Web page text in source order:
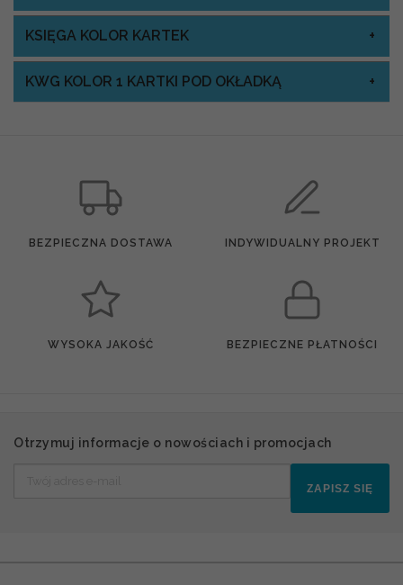
KSIĘGA KOLOR KARTEK
KWG KOLOR 1 KARTKI POD OKŁADKĄ
BEZPIECZNA DOSTAWA INDYWIDUALNY PROJEKT
WYSOKA JAKOŚĆ BEZPIECZNE PŁATNOŚCI
Otrzymuj informacje o nowościach i promocjach
ZAPISZ SIĘ